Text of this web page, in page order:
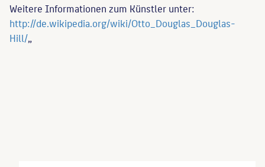
Weitere Informationen zum Künstler unter:
http://de.wikipedia.org/wiki/Otto_Douglas_Douglas-
Hill/„